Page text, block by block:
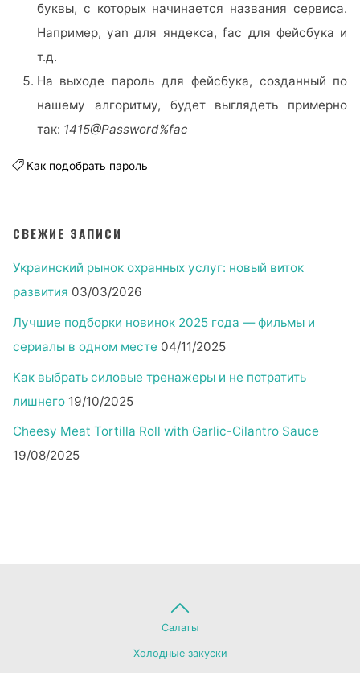
буквы, с которых начинается названия сервиса.
Например, yan для яндекса, fac для фейсбука и
т.д.
На выходе пароль для фейсбука, созданный по
нашему алгоритму, будет выглядеть примерно
так: 1415@Password%fac
Как подобрать пароль
СВЕЖИЕ ЗАПИСИ
Украинский рынок охранных услуг: новый виток
развития 03/03/2026
Лучшие подборки новинок 2025 года — фильмы и
сериалы в одном месте 04/11/2025
Как выбрать силовые тренажеры и не потратить
лишнего 19/10/2025
Cheesy Meat Tortilla Roll with Garlic-Cilantro Sauce
19/08/2025
Салаты
Холодные закуски
Back